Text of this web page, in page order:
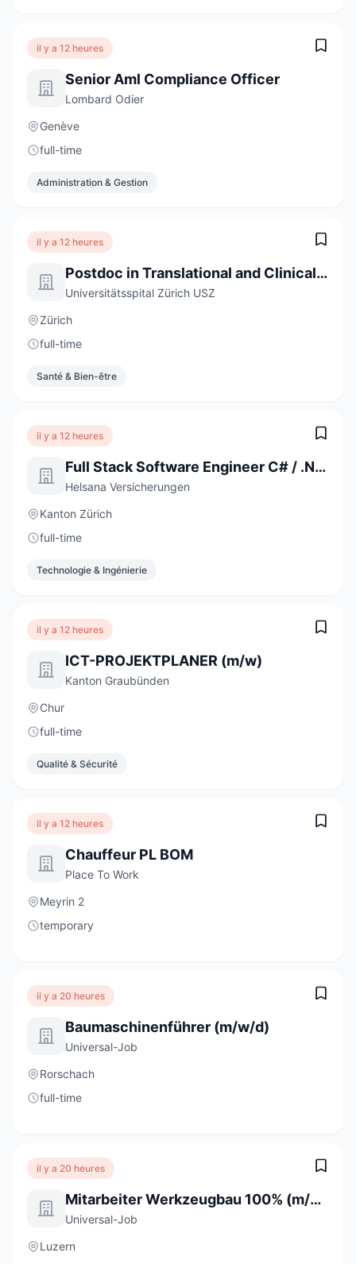
il y a 12 heures
Senior Aml Compliance Officer
Lombard Odier
Genève
full-time
Administration & Gestion
il y a 12 heures
Postdoc in Translational and Clinical Sarcoidosis Research 80-100%
Universitätsspital Zürich USZ
Zürich
full-time
Santé & Bien-être
il y a 12 heures
Full Stack Software Engineer C# / .NET / React (a) 80-100%
Helsana Versicherungen
Kanton Zürich
full-time
Technologie & Ingénierie
il y a 12 heures
ICT-PROJEKTPLANER (m/w)
Kanton Graubünden
Chur
full-time
Qualité & Sécurité
il y a 12 heures
Chauffeur PL BOM
Place To Work
Meyrin 2
temporary
il y a 20 heures
Baumaschinenführer (m/w/d)
Universal-Job
Rorschach
full-time
il y a 20 heures
Mitarbeiter Werkzeugbau 100% (m/w/d)
Universal-Job
Luzern